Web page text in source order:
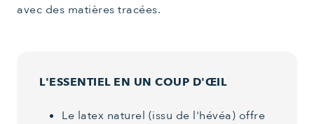
avec des matières tracées.
L'ESSENTIEL EN UN COUP D'ŒIL
Le latex naturel (issu de l'hévéa) offre